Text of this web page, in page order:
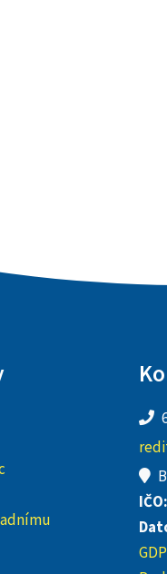
IČO: